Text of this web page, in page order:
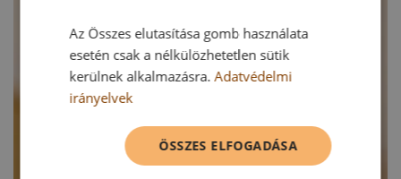
Az Összes elutasítása gomb használata
esetén csak a nélkülözhetetlen sütik
kerülnek alkalmazásra.Adatvédelmi
irányelvek
ÖSSZES ELFOGADÁSA